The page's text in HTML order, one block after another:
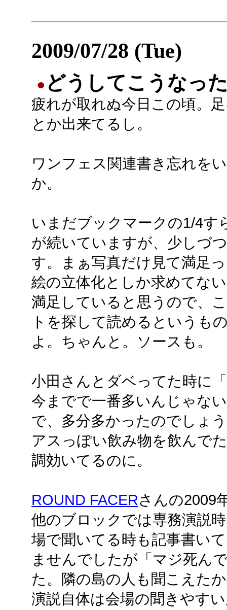
2009/07/28 (Tue)
● どうしてこうなっ
疲れが取れぬ今日この頃。
とか出来てるし。
ワンフェス関連書き忘れを
か。
いまだブックマークの1/4す
が続いていますが、少しづ
す。まぁ写真だけ見て満足
絵の立体化としか求めてな
満足していると思うので、
トを探して読めるというも
よ。ちゃんと。ソースも。
小田さんとダベってた時に
今までで一番多いんじゃな
で、多分多かったのでしょ
アスっぽい飲み物を飲んで
調効いてるのに。
ROUND FACERさんの2009
他のブロックでは専務演説
場で聞いてる時も記事書い
ませんでしたが「マジ死ん
た。隣の島の人も聞こえた
演説自体は会場の聞きやす